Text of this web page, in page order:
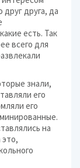
друга, да
есть. Так
всего для
знали,
его
его
на